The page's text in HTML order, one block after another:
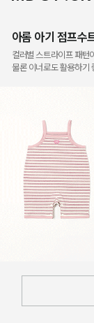
아롬 아기 점프수
컬러별 스트라이프 패턴
물론 이너로도 활용하기